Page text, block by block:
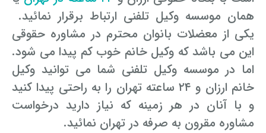
همان موسسه وکیل تلفنی ارتباط برقرار نمائید.
یکی از معضلات بانوان محترم در مشاوره حقوقی
این می باشد که وکیل خانم خوب کم پیدا می شود.
اما در موسسه وکیل تلفنی شما می توانید وکیل
خانم ارزان و ۲۴ ساعته تهران را به راحتی پیدا کنید
و با آنان در هر زمینه که نیاز دارید درخواست
مشاوره مقرون به صرفه در تهران نمائید.